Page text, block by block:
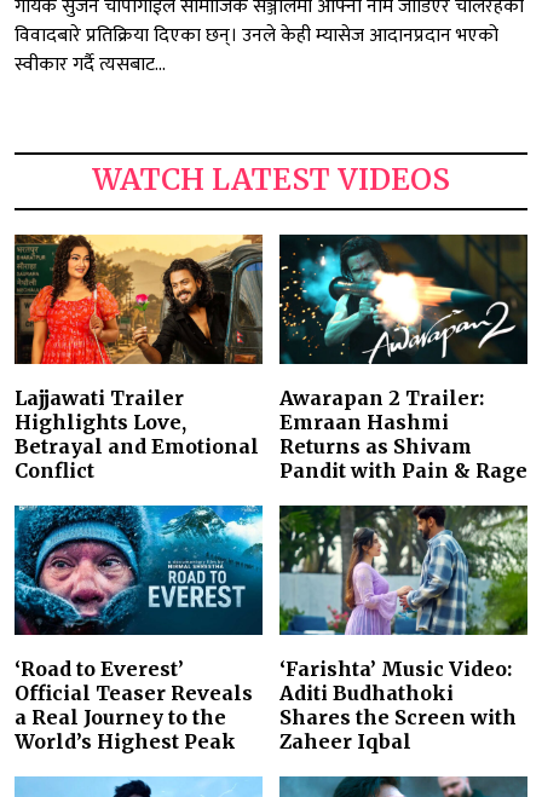
गायक सुजन चापागाईंले सामाजिक सञ्जालमा आफ्नो नाम जोडिएर चलिरहेको
विवादबारे प्रतिक्रिया दिएका छन्। उनले केही म्यासेज आदानप्रदान भएको
स्वीकार गर्दै त्यसबाट...
WATCH LATEST VIDEOS
Lajjawati Trailer
Highlights Love,
Betrayal and Emotional
Conflict
Awarapan 2 Trailer:
Emraan Hashmi
Returns as Shivam
Pandit with Pain & Rage
‘Road to Everest’
Official Teaser Reveals
a Real Journey to the
World’s Highest Peak
‘Farishta’ Music Video:
Aditi Budhathoki
Shares the Screen with
Zaheer Iqbal